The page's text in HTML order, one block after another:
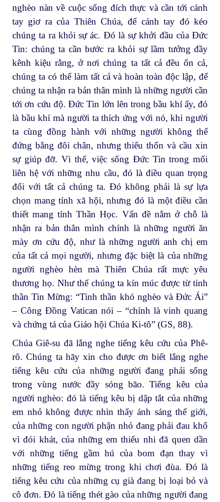
nghèo nàn về cuộc sống đích thực và cần tới cánh
tay giơ ra của Thiên Chúa, để cánh tay đó kéo
chúng ta ra khỏi sự ác. Đó là sự khởi đầu của Đức
Tin: chúng ta cần bước ra khỏi sự lầm tưởng đầy
kênh kiệu rằng, ở nơi chúng ta tất cả đều ổn cả,
chúng ta có thể làm tất cả và hoàn toàn độc lập, để
chúng ta nhận ra bản thân mình là những người cần
tới ơn cứu độ. Đức Tin lớn lên trong bầu khí ấy, đó
là bầu khí mà người ta thích ứng với nó, khi người
ta cùng đồng hành với những người không thể
đứng bằng đôi chân, nhưng thiếu thốn và cầu xin
sự giúp đỡ. Vì thế, việc sống Đức Tin trong mối
liên hệ với những nhu cầu, đó là điều quan trọng
đối với tất cả chúng ta. Đó không phải là sự lựa
chọn mang tính xã hội, nhưng đó là một điều cần
thiết mang tính Thần Học. Vấn đề nằm ở chỗ là
nhận ra bản thân mình chính là những người ăn
mày ơn cứu độ, như là những người anh chị em
của tất cả mọi người, nhưng đặc biệt là của những
người nghèo hèn mà Thiên Chúa rất mực yêu
thương họ. Như thế chúng ta kín múc được từ tinh
thần Tin Mừng: “Tinh thần khó nghèo và Đức Ái”
– Công Đồng Vatican nói – “chính là vinh quang
và chứng tá của Giáo hội Chúa Ki-tô” (GS, 88).
Chúa Giê-su đã lắng nghe tiếng kêu cứu của Phê-
rô. Chúng ta hãy xin cho được ơn biết lắng nghe
tiếng kêu cứu của những người đang phải sống
trong vùng nước đầy sóng bão. Tiếng kêu của
người nghèo: đó là tiếng kêu bị dập tắt của những
em nhỏ không được nhìn thấy ánh sáng thế giới,
của những con người phận nhỏ đang phải đau khổ
vì đói khát, của những em thiếu nhi đã quen dần
với những tiếng gầm hú của bom đạn thay vì
những tiếng reo mừng trong khi chơi đùa. Đó là
tiếng kêu cứu của những cụ già đang bị loại bỏ và
cô đơn. Đó là tiếng thét gào của những người đang